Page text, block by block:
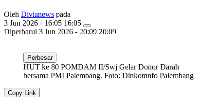
Oleh Divianews pada
3 Jun 2026 - 16:05 16:05
Diperbarui 3 Jun 2026 - 20:09 20:09
Perbesar
HUT ke 80 POMDAM II/Swj Gelar Donor Darah
bersama PMI Palembang. Foto: Dinkomnfo Palembang
Copy Link